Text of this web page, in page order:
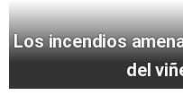
Los incendios
del